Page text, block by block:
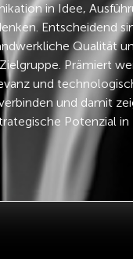
in Idee,
Entscheidend
Qualität
Prämiert
und
und damit
Potenzial in